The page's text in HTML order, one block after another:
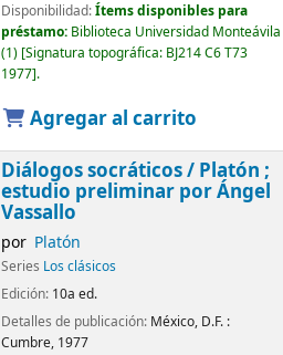
Disponibilidad:Ítems disponibles para
préstamo: Biblioteca Universidad Monteávila
(1) Signatura topográfica: BJ214 C6 T73
1977 .
Agregar al carrito
Diálogos socráticos / Platón ;
estudio preliminar por Ángel
Vassallo
por Platón
Series Los clásicos
Edición: 10a ed.
Detalles de publicación: México, D.F. :
Cumbre, 1977